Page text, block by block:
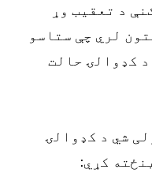
د تعقیب وړ
لري چې ستاسو
حالت
د کډوالۍ
کړي: